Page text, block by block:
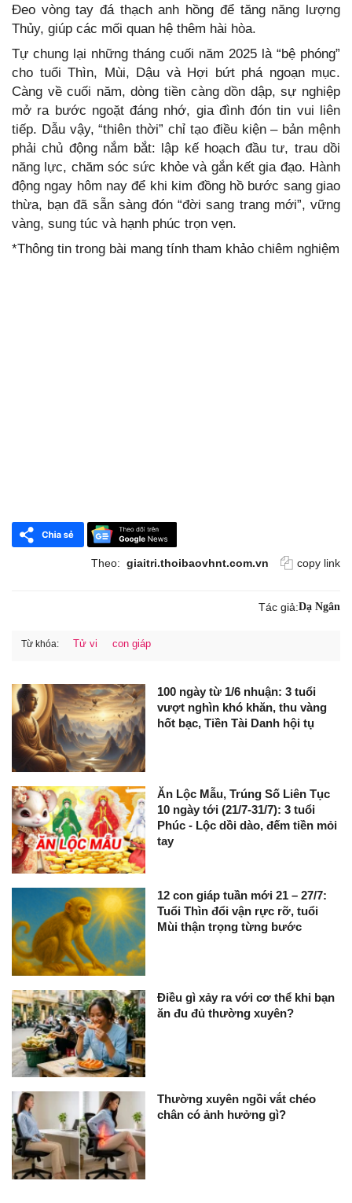
Đeo vòng tay đá thạch anh hồng để tăng năng lượng
Thủy, giúp các mối quan hệ thêm hài hòa.
Tự chung lại những tháng cuối năm 2025 là “bệ phóng”
cho tuổi Thìn, Mùi, Dậu và Hợi bứt phá ngoạn mục.
Càng về cuối năm, dòng tiền càng dồn dập, sự nghiệp
mở ra bước ngoặt đáng nhớ, gia đình đón tin vui liên
tiếp. Dẫu vậy, “thiên thời” chỉ tạo điều kiện – bản mệnh
phải chủ động nắm bắt: lập kế hoạch đầu tư, trau dồi
năng lực, chăm sóc sức khỏe và gắn kết gia đạo. Hành
động ngay hôm nay để khi kim đồng hồ bước sang giao
thừa, bạn đã sẵn sàng đón “đời sang trang mới”, vững
vàng, sung túc và hạnh phúc trọn vẹn.
*Thông tin trong bài mang tính tham khảo chiêm nghiệm
Theo: giaitri.thoibaovhnt.com.vn copy link
Tác giả:Dạ Ngân
Từ khóa: Tử vi con giáp
100 ngày từ 1/6 nhuận: 3 tuổi
vượt nghìn khó khăn, thu vàng
hốt bạc, Tiền Tài Danh hội tụ
Ăn Lộc Mẫu, Trúng Số Liên Tục
10 ngày tới (21/7-31/7): 3 tuổi
Phúc - Lộc dồi dào, đếm tiền mỏi
tay
12 con giáp tuần mới 21 – 27/7:
Tuổi Thìn đổi vận rực rỡ, tuổi
Mùi thận trọng từng bước
Điều gì xảy ra với cơ thể khi bạn
ăn đu đủ thường xuyên?
Thường xuyên ngồi vắt chéo
chân có ảnh hưởng gì?